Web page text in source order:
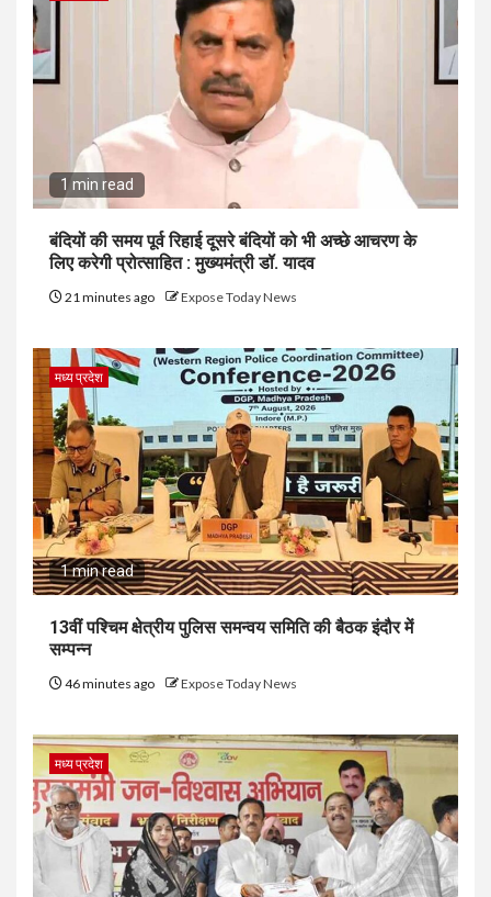
1 min read
बंदियों की समय पूर्व रिहाई दूसरे बंदियों को भी अच्छे आचरण के
लिए करेगी प्रोत्साहित : मुख्यमंत्री डॉ. यादव
21 minutes ago Expose Today News
मध्य प्रदेश
1 min read
13वीं पश्चिम क्षेत्रीय पुलिस समन्वय समिति की बैठक इंदौर में
सम्पन्न
46 minutes ago Expose Today News
मध्य प्रदेश